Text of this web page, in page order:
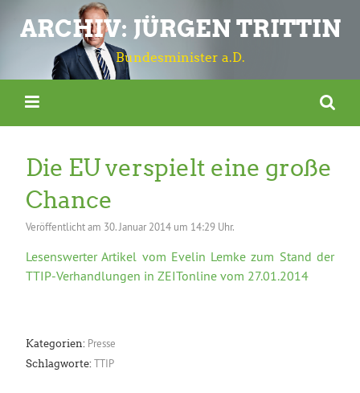
ARCHIV: JÜRGEN TRITTIN
Bundesminister a.D.
Die EU verspielt eine große
Chance
Veröffentlicht am 30. Januar 2014 um 14:29 Uhr.
Lesenswerter Artikel vom Evelin Lemke zum Stand der
TTIP-Verhandlungen in ZEITonline vom 27.01.2014
Kategorien: Presse
Schlagworte: TTIP